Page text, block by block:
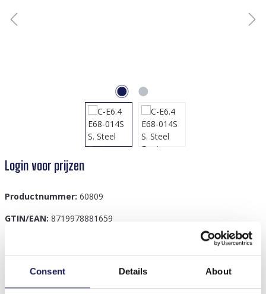
Consent Details About
Login voor prijzen
Productnummer: 60809
GTIN/EAN: 8719978881659
Beschrijving
C-E6.4 E68-014S S. Steel Earrings 2.5cm